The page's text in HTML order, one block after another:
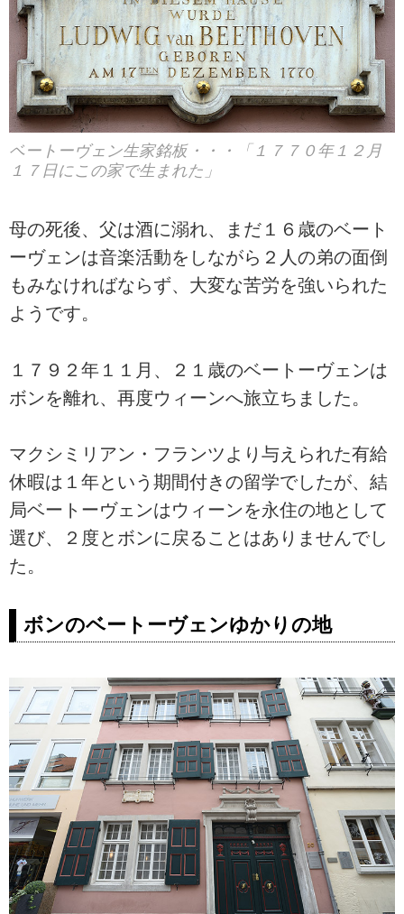
ベートーヴェン生家銘板・・・「１７７０年１２月
１７日にこの家で生まれた」
母の死後、父は酒に溺れ、まだ１６歳のベート
ーヴェンは音楽活動をしながら２人の弟の面倒
もみなければならず、大変な苦労を強いられた
ようです。
１７９２年１１月、２１歳のベートーヴェンは
ボンを離れ、再度ウィーンへ旅立ちました。
マクシミリアン・フランツより与えられた有給
休暇は１年という期間付きの留学でしたが、結
局ベートーヴェンはウィーンを永住の地として
選び、２度とボンに戻ることはありませんでし
た。
ボンのベートーヴェンゆかりの地